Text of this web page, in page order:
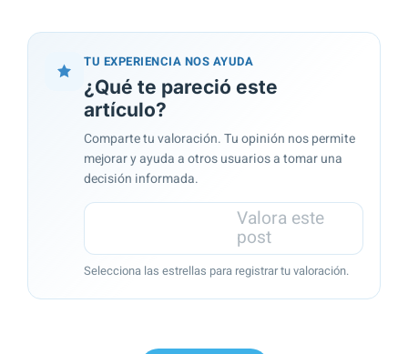
TU EXPERIENCIA NOS AYUDA
¿Qué te pareció este
artículo?
Comparte tu valoración. Tu opinión nos permite
mejorar y ayuda a otros usuarios a tomar una
decisión informada.
Valora este
post
Selecciona las estrellas para registrar tu valoración.